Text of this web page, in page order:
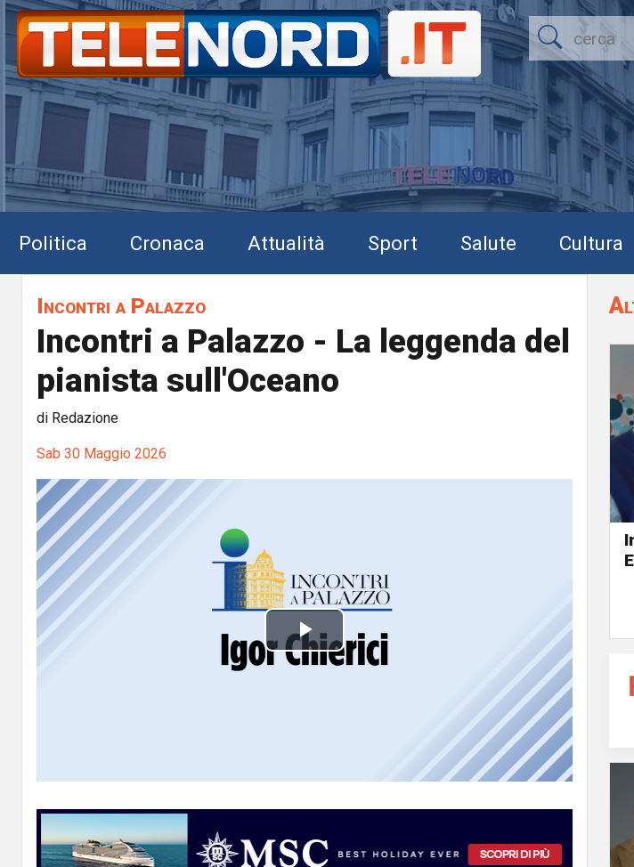
Politica Cronaca Attualità Sport Salute Cultura
Incontri a Palazzo
Incontri a Palazzo - La leggenda del
pianista sull'Oceano
di Redazione
Sab 30 Maggio 2026
P
V
i